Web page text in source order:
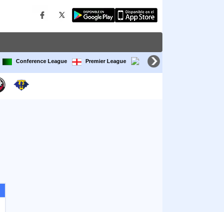
Conference League Premier League Bundesliga